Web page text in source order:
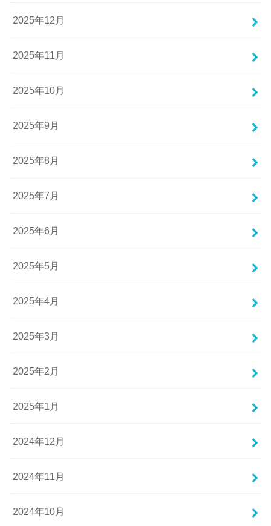
2025年12月
2025年11月
2025年10月
2025年9月
2025年8月
2025年7月
2025年6月
2025年5月
2025年4月
2025年3月
2025年2月
2025年1月
2024年12月
2024年11月
2024年10月